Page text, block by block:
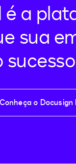
é a
sua
sucesso
Conheça o Docusign